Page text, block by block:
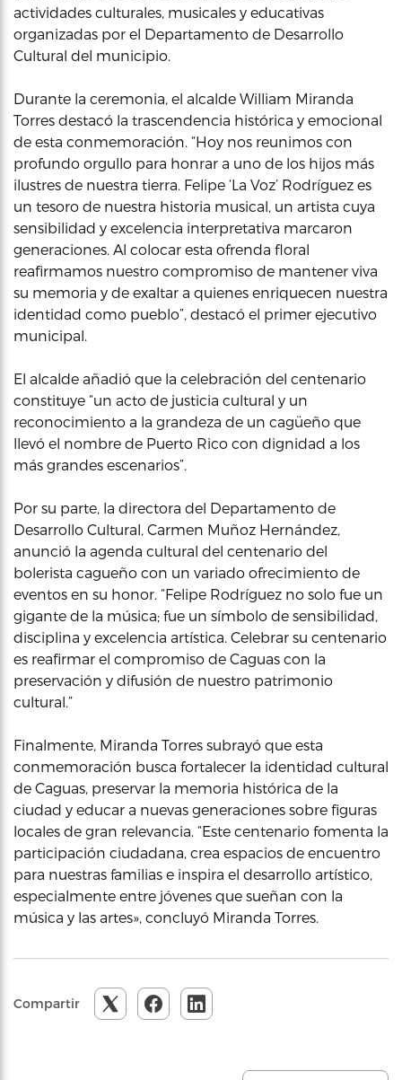
actividades culturales, musicales y educativas
organizadas por el Departamento de Desarrollo
Cultural del municipio.
Durante la ceremonia, el alcalde William Miranda
Torres destacó la trascendencia histórica y emocional
de esta conmemoración. “Hoy nos reunimos con
profundo orgullo para honrar a uno de los hijos más
ilustres de nuestra tierra. Felipe ‘La Voz’ Rodríguez es
un tesoro de nuestra historia musical, un artista cuya
sensibilidad y excelencia interpretativa marcaron
generaciones. Al colocar esta ofrenda floral
reafirmamos nuestro compromiso de mantener viva
su memoria y de exaltar a quienes enriquecen nuestra
identidad como pueblo”, destacó el primer ejecutivo
municipal.
El alcalde añadió que la celebración del centenario
constituye “un acto de justicia cultural y un
reconocimiento a la grandeza de un cagüeño que
llevó el nombre de Puerto Rico con dignidad a los
más grandes escenarios”.
Por su parte, la directora del Departamento de
Desarrollo Cultural, Carmen Muñoz Hernández,
anunció la agenda cultural del centenario del
bolerista cagueño con un variado ofrecimiento de
eventos en su honor. “Felipe Rodríguez no solo fue un
gigante de la música; fue un símbolo de sensibilidad,
disciplina y excelencia artística. Celebrar su centenario
es reafirmar el compromiso de Caguas con la
preservación y difusión de nuestro patrimonio
cultural.”
Finalmente, Miranda Torres subrayó que esta
conmemoración busca fortalecer la identidad cultural
de Caguas, preservar la memoria histórica de la
ciudad y educar a nuevas generaciones sobre figuras
locales de gran relevancia. “Este centenario fomenta la
participación ciudadana, crea espacios de encuentro
para nuestras familias e inspira el desarrollo artístico,
especialmente entre jóvenes que sueñan con la
música y las artes», concluyó Miranda Torres.
Compartir